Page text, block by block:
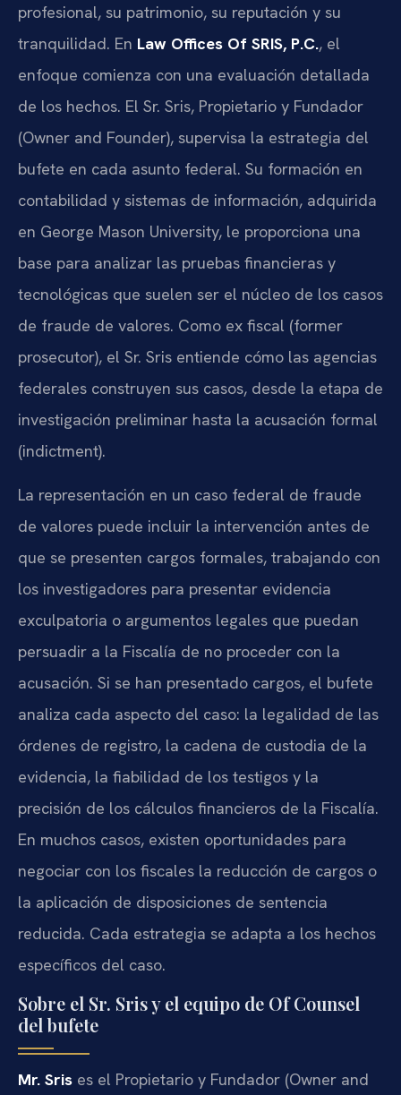
profesional, su patrimonio, su reputación y su
tranquilidad. En Law Offices Of SRIS, P.C., el
enfoque comienza con una evaluación detallada
de los hechos. El Sr. Sris, Propietario y Fundador
(Owner and Founder), supervisa la estrategia del
bufete en cada asunto federal. Su formación en
contabilidad y sistemas de información, adquirida
en George Mason University, le proporciona una
base para analizar las pruebas financieras y
tecnológicas que suelen ser el núcleo de los casos
de fraude de valores. Como ex fiscal (former
prosecutor), el Sr. Sris entiende cómo las agencias
federales construyen sus casos, desde la etapa de
investigación preliminar hasta la acusación formal
(indictment).
La representación en un caso federal de fraude
de valores puede incluir la intervención antes de
que se presenten cargos formales, trabajando con
los investigadores para presentar evidencia
exculpatoria o argumentos legales que puedan
persuadir a la Fiscalía de no proceder con la
acusación. Si se han presentado cargos, el bufete
analiza cada aspecto del caso: la legalidad de las
órdenes de registro, la cadena de custodia de la
evidencia, la fiabilidad de los testigos y la
precisión de los cálculos financieros de la Fiscalía.
En muchos casos, existen oportunidades para
negociar con los fiscales la reducción de cargos o
la aplicación de disposiciones de sentencia
reducida. Cada estrategia se adapta a los hechos
específicos del caso.
Sobre el Sr. Sris y el equipo de Of Counsel
del bufete
Mr. Sris es el Propietario y Fundador (Owner and